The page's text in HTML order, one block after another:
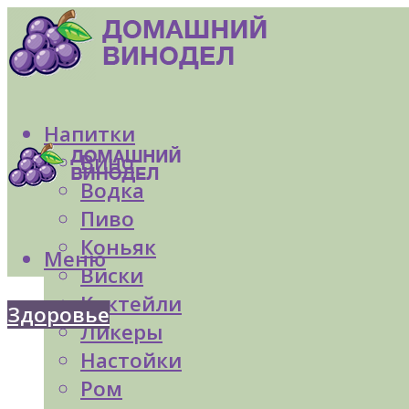
Напитки
Вино
Водка
Пиво
Коньяк
Виски
Коктейли
Ликеры
Настойки
Ром
Меню
Здоровье